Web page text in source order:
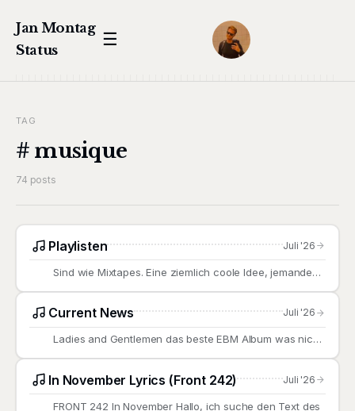
Jan Montag
Status
☰
TAG
# musique
74 posts
Playlisten Juli '26
Sind wie Mixtapes. Eine ziemlich coole Idee, jemandem
Current News Juli '26
Ladies and Gentlemen das beste EBM Album was nicht
In November Lyrics (Front 242) Juli '26
FRONT 242 In November Hallo, ich suche den Text des